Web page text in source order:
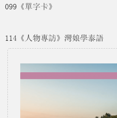
099《單字卡》
114《人物專訪》灣娘學泰語